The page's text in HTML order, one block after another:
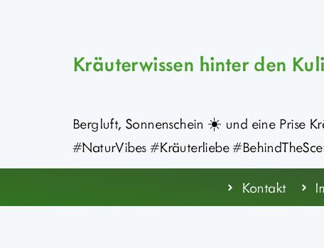
Kräuterwissen hinter den
Bergluft, Sonnenschein ☀️ und eine Prise
#NaturVibes #Kräuterliebe
Kontakt